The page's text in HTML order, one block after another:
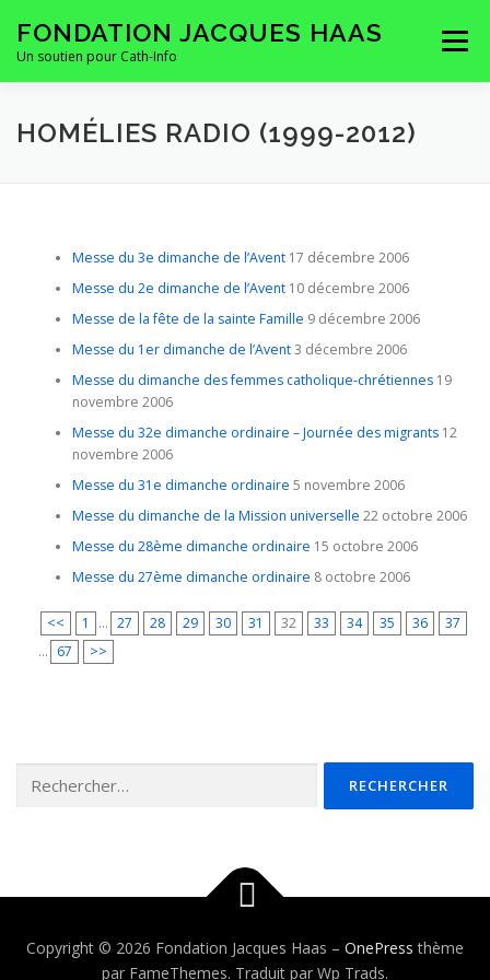
contenu
FONDATION JACQUES HAAS
Un soutien pour Cath-Info
Menu
HOMEPAGE LA FONDATION CONTACTS
HOMÉLIES RADIO (1999-2012)
Messe du 3e dimanche de l’Avent17 décembre 2006
Messe du 2e dimanche de l’Avent10 décembre 2006
Messe de la fête de la sainte Famille 9 décembre 2006
Messe du 1er dimanche de l’Avent3 décembre 2006
Messe du dimanche des femmes catholique-chrétiennes19
novembre 2006
Messe du 32e dimanche ordinaire – Journée des migrants12
novembre 2006
Messe du 31e dimanche ordinaire 5 novembre 2006
Messe du dimanche de la Mission universelle 22 octobre 2006
Messe du 28ème dimanche ordinaire 15 octobre 2006
Messe du 27ème dimanche ordinaire 8 octobre 2006
<< 1 ... 27 28 29 30 31 32 33 34 35 36
37
... 67 >>
Copyright © 2026 Fondation Jacques Haas – OnePress thème
par FameThemes. Traduit par Wp Trads.